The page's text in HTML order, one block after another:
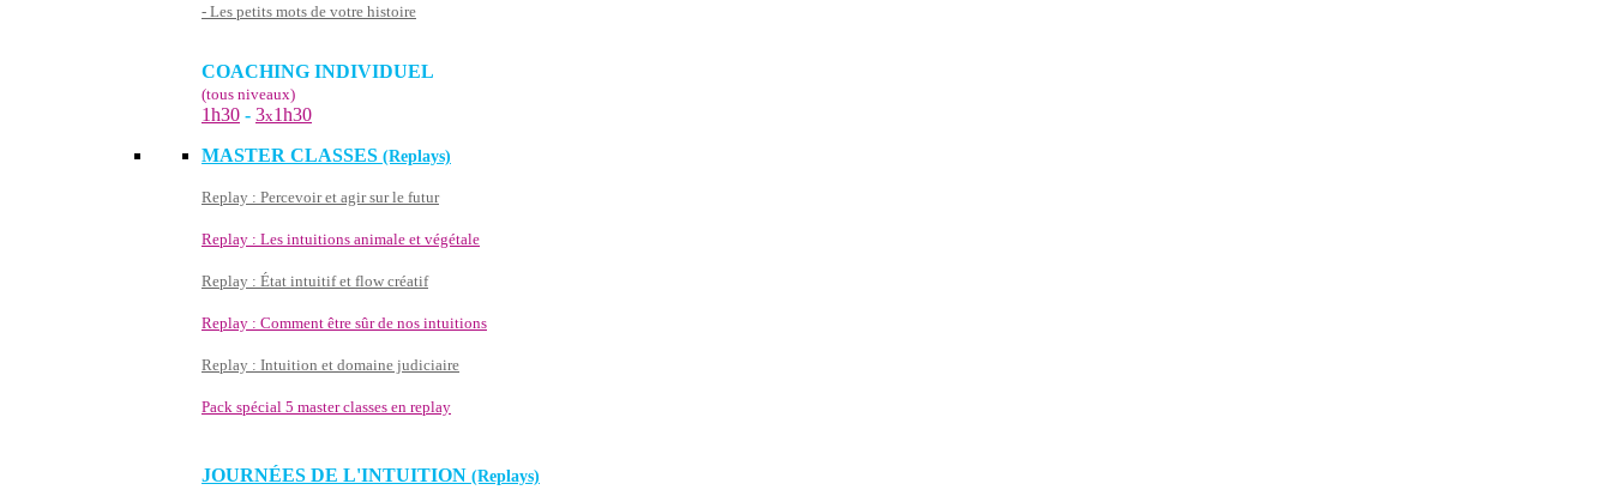
- Les petits mots de votre histoire
COACHING INDIVIDUEL
(tous niveaux)
1h30 - 3x1h30
MASTER CLASSES (Replays)
Replay : Percevoir et agir sur le futur
Replay : Les intuitions animale et végétale
Replay : État intuitif et flow créatif
Replay : Comment être sûr de nos intuitions
Replay : Intuition et domaine judiciaire
Pack spécial 5 master classes en replay
JOURNÉES DE L'INTUITION (Replays)